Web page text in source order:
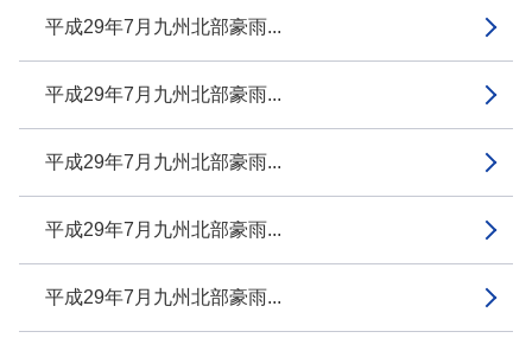
平成29年7月九州北部豪雨...
平成29年7月九州北部豪雨...
平成29年7月九州北部豪雨...
平成29年7月九州北部豪雨...
平成29年7月九州北部豪雨...